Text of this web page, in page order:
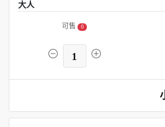
大人
可售 0
1